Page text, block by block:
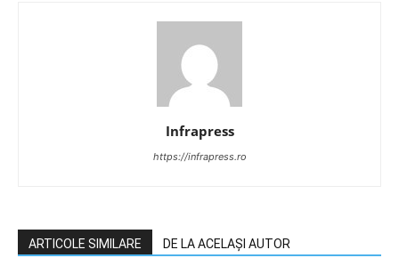
Infrapress
https://infrapress.ro
ARTICOLE SIMILARE DE LA ACELAȘI AUTOR